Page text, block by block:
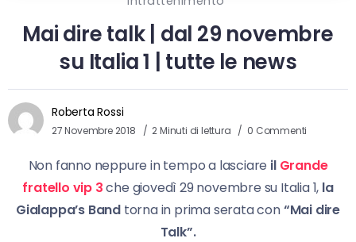
Mai dire talk | dal 29 novembre
su Italia 1 | tutte le news
Roberta Rossi
27 Novembre 2018 2 Minuti di lettura 0 Commenti
Non fanno neppure in tempo a lasciare ilGrande
fratello vip 3che giovedì 29 novembre su Italia 1, la
Gialappa’s Band torna in prima serata con“Mai dire
Talk”.